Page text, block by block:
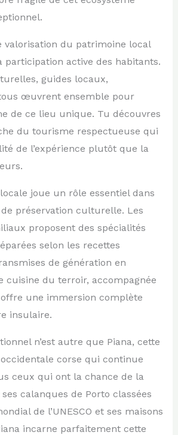
valorisation du patrimoine local
participation active des habitants.
guides locaux,
œuvrent ensemble pour
de ce lieu unique. Tu découvres
du tourisme respectueuse qui
de l’expérience plutôt que la
joue un rôle essentiel dans
préservation culturelle. Les
proposent des spécialités
selon les recettes
de génération en
cuisine du terroir, accompagnée
offre une immersion complète
insulaire.
n’est autre que Piana, cette
corse qui continue
ceux qui ont la chance de la
calanques de Porto classées
de l’UNESCO et ses maisons
incarne parfaitement cette